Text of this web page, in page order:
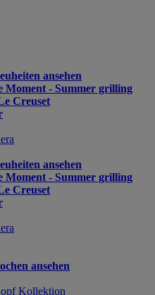
ansehen
Moment - Summer grilling
Creuset
ansehen
Moment - Summer grilling
Creuset
ansehen
Kollektion